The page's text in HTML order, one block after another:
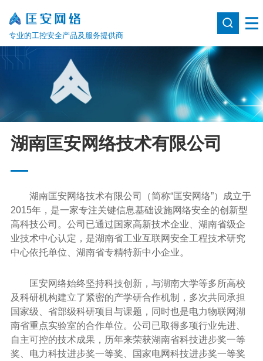
专业的工控安全产品及服务提供商
湖南匡安网络技术有限公司
湖南匡安网络技术有限公司（简称“匡安网络”）成立于
2015年，是一家专注关键信息基础设施网络安全的创新型
高科技公司。公司已通过国家高新技术企业、湖南省级企
业技术中心认定，是湖南省工业互联网安全工程技术研究
中心依托单位、湖南省专精特新中小企业。
匡安网络始终坚持科技创新，与湖南大学等多所高校
及科研机构建立了紧密的产学研合作机制，多次共同承担
国家级、省部级科研项目与课题，同时也是电力物联网湖
南省重点实验室的合作单位。公司已取得多项行业先进、
自主可控的技术成果，历年来荣获湖南省科技进步奖一等
奖、电力科技进步奖一等奖、国家电网科技进步奖一等奖